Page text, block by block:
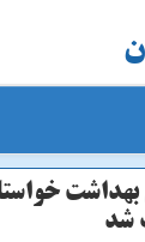
شد